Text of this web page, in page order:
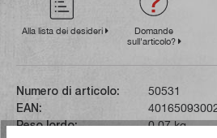
Alla lista dei desideri
Domande
sull'articolo?
Numero di articolo:
50531
EAN:
Peso lordo:
0,07 kg